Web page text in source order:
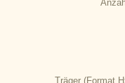
Träger (Format